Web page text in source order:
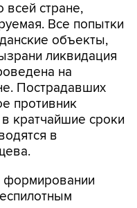
всей стране,
Все попытки
объекты,
ликвидация
на
Пострадавших
противник
кратчайшие сроки
в
формировании